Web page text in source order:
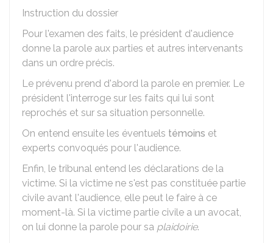
Instruction du dossier
Pour l'examen des faits, le président d'audience
donne la parole aux parties et autres intervenants
dans un ordre précis.
Le prévenu prend d'abord la parole en premier. Le
président l'interroge sur les faits qui lui sont
reprochés et sur sa situation personnelle.
On entend ensuite les éventuels témoins et
experts convoqués pour l'audience.
Enfin, le tribunal entend les déclarations de la
victime. Si la victime ne s'est pas constituée partie
civile avant l'audience, elle peut le faire à ce
moment-là. Si la victime partie civile a un avocat,
on lui donne la parole pour sa plaidoirie.